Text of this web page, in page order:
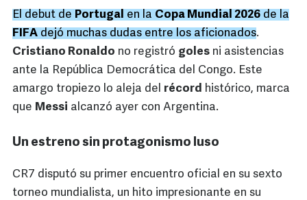
El debut de Portugal en la Copa Mundial 2026 de la
FIFA dejó muchas dudas entre los aficionados.
Cristiano Ronaldo no registró goles ni asistencias
ante la República Democrática del Congo. Este
amargo tropiezo lo aleja del récord histórico, marca
que Messi alcanzó ayer con Argentina.
Un estreno sin protagonismo luso
CR7 disputó su primer encuentro oficial en su sexto
torneo mundialista, un hito impresionante en su